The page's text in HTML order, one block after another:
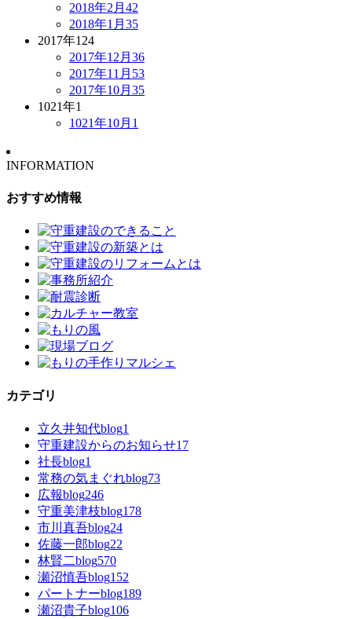
2018年2月 42
2018年1月 35
2017年124
2017年12月 36
2017年11月 53
2017年10月 35
1021年1
1021年10月 1
INFORMATION
おすすめ情報
カテゴリ
立久井知代blog1
守重建設からのお知らせ17
社長blog1
常務の気まぐれblog73
広報blog246
守重美津枝blog178
市川真吾blog24
佐藤一郎blog22
林賢二blog570
瀬沼慎吾blog152
パートナーblog189
瀬沼貴子blog106